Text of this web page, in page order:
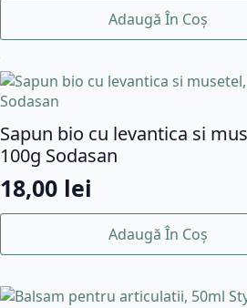
Adaugă În Coș
Sapun bio cu levantica si
100g Sodasan
18,00 lei
Adaugă În Coș